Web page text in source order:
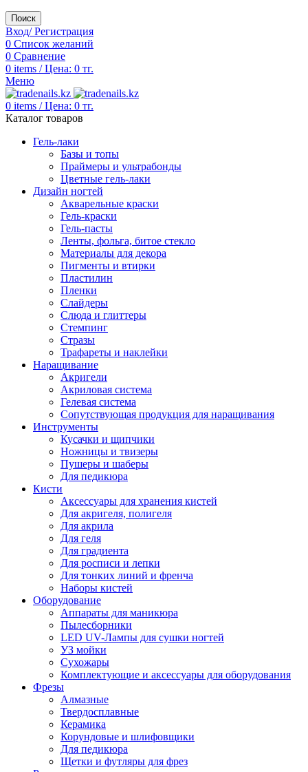
Поиск
Вход/ Регистрация
0 Список желаний
0 Сравнение
0 items / Цена: 0 тг.
Меню
0 items / Цена: 0 тг.
Каталог товаров
Гель-лаки
Базы и топы
Праймеры и ультрабонды
Цветные гель-лаки
Дизайн ногтей
Акварельные краски
Гель-краски
Гель-пасты
Ленты, фольга, битое стекло
Материалы для декора
Пигменты и втирки
Пластилин
Пленки
Слайдеры
Слюда и глиттеры
Стемпинг
Стразы
Трафареты и наклейки
Наращивание
Акригели
Акриловая система
Гелевая система
Сопутствующая продукция для наращивания
Инструменты
Кусачки и щипчики
Ножницы и твизеры
Пушеры и шаберы
Для педикюра
Кисти
Аксессуары для хранения кистей
Для акригеля, полигеля
Для акрила
Для геля
Для градиента
Для росписи и лепки
Для тонких линий и френча
Наборы кистей
Оборудование
Аппараты для маникюра
Пылесборники
LED UV-Лампы для сушки ногтей
УЗ мойки
Сухожары
Комплектующие и аксессуары для оборудования
Фрезы
Алмазные
Твердосплавные
Керамика
Корундовые и шлифовщики
Для педикюра
Щетки и футляры для фрез